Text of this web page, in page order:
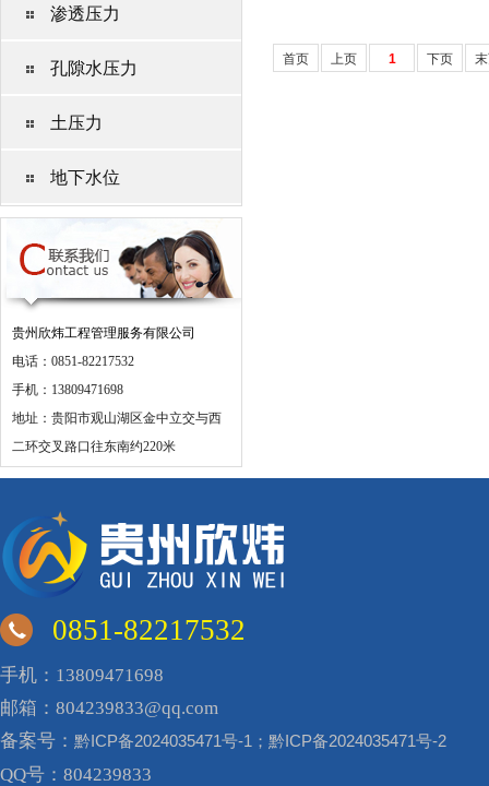
渗透压力
孔隙水压力
土压力
地下水位
贵州欣炜工程管理服务有限公司
电话：0851-82217532
手机：13809471698
地址：贵阳市观山湖区金中立交与西
二环交叉路口往东南约220米
首页 上页 1 下页
0851-82217532
手机：13809471698
邮箱：804239833@qq.com
备案号： 黔ICP备2024035471号-1；黔ICP备2024035471号-2
QQ号：804239833